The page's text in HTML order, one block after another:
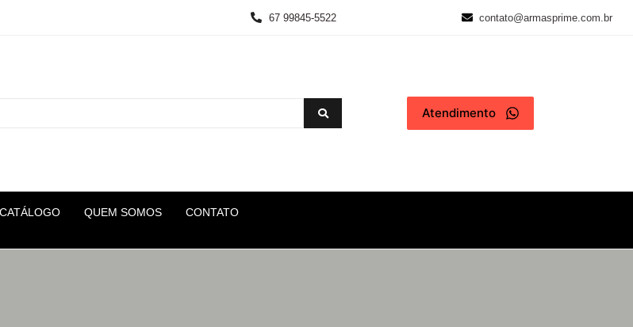
67 99845-5522 contato@armasprime.com.br
Atendimento
CATÁLOGO QUEM SOMOS CONTATO